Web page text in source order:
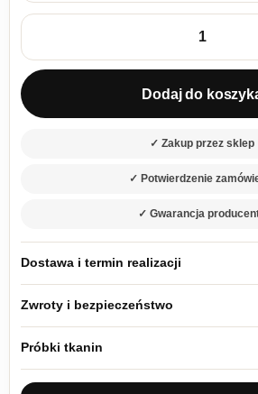
ilość Kanapa z funkcją spania Rem z
Dodaj do
✓ Zakup przez sklep
✓ Potwierdzenie
✓ Gwarancja
Dostawa i termin realizacji
Zwroty i bezpieczeństwo
Próbki tkanin